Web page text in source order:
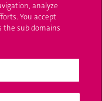
analyze
You accept
the sub domains